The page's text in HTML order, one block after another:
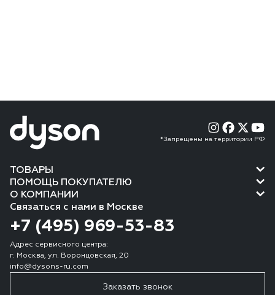
*Запрещены на территории РФ
ТОВАРЫ
ПОМОЩЬ ПОКУПАТЕЛЮ
О КОМПАНИИ
Связаться с нами в Москве
+7 (495) 969-53-83
Адрес сервисного центра:
г. Москва, ул. Воронцовская, 20
info@dysons-ru.com
Заказать звонок